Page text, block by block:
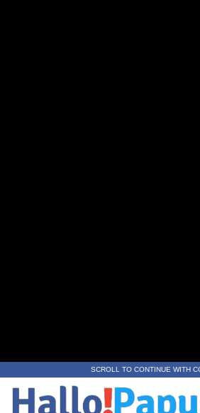
SCROLL TO CONTINUE WITH